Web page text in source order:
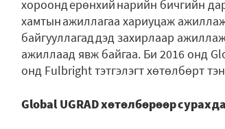
хороонд ерөнхий нарийн бичгийн
хамтын ажиллагаа хариуцаж
байгууллагад дэд захирлаар
ажиллаад явж байгаа. Би 2016 онд
онд Fulbright тэтгэлэгт хөтөлбөрт
Global UGRAD хөтөлбөрөөр